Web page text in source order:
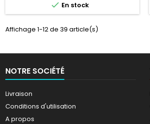
 En stock
Affichage 1-12 de 39 article(s)
NOTRE SOCIÉTÉ
Livraison
Conditions d'utilisation
A propos